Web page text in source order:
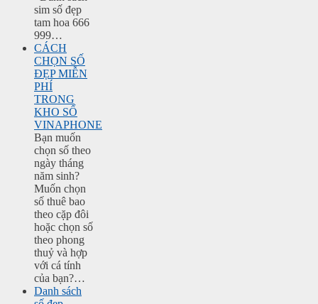
sim số đẹp
tam hoa 666
999…
CÁCH
CHỌN SỐ
ĐẸP MIỄN
PHÍ
TRONG
KHO SỐ
VINAPHONE
Bạn muốn
chọn số theo
ngày tháng
năm sinh?
Muốn chọn
số thuê bao
theo cặp đôi
hoặc chọn số
theo phong
thuỷ và hợp
với cá tính
của bạn?…
Danh sách